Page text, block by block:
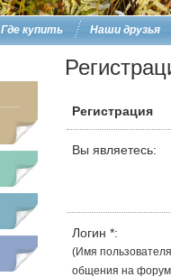
Где купить Наши друзья
Регистрация
Вы являетесь:
Логин *:
(Имя
общения на